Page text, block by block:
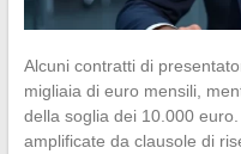
Alcuni contratti di
migliaia di euro mensili,
della soglia dei 10.000
amplificate da clausole di